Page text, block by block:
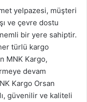
yelpazesi, müşteri
ve çevre dostu
bir yere sahiptir.
türlü kargo
MNK Kargo,
devam
Kargo Orsan
güvenilir ve kaliteli